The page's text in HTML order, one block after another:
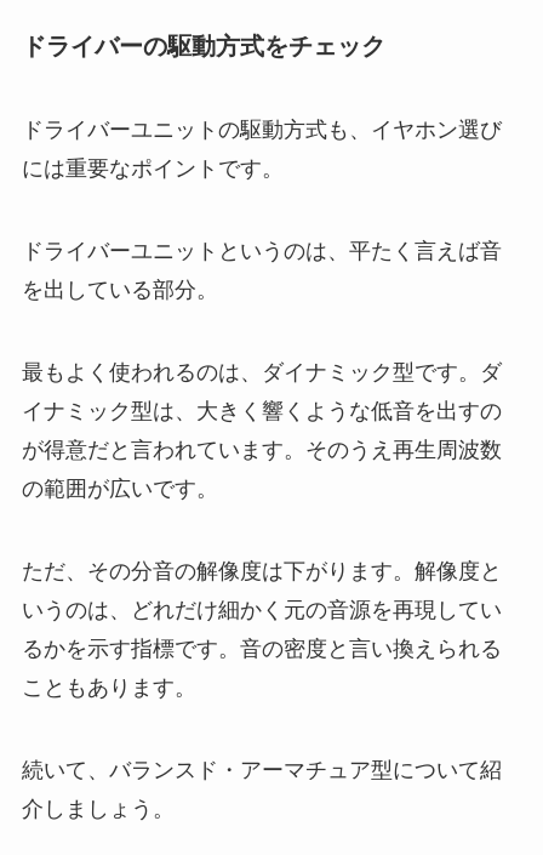
ドライバーの駆動方式をチェック
ドライバーユニットの駆動方式も、イヤホン選び
には重要なポイントです。
ドライバーユニット というのは、平たく言えば音
を出している部分。
最もよく使われるのは、ダイナミック型です。ダ
イナミック型は、大きく響くような低音を出すの
が得意だと言われています。そのうえ再生周波数
の範囲が広いです。
ただ、その分音の解像度は下がります。解像度と
いうのは、どれだけ細かく元の音源を再現してい
るかを示す指標です。音の密度と言い換えられる
こともあります。
続いて、 バランスド・アーマチュア型について紹
介しましょう。